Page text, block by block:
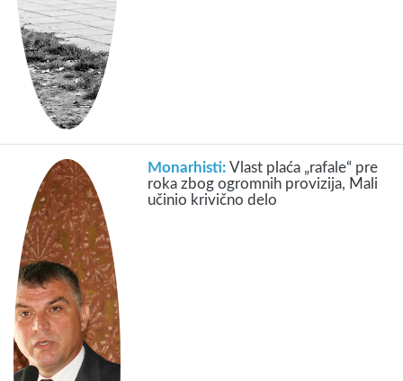
Monarhisti:Vlast plaća „rafale“ pre
roka zbog ogromnih provizija, Mali
učinio krivično delo